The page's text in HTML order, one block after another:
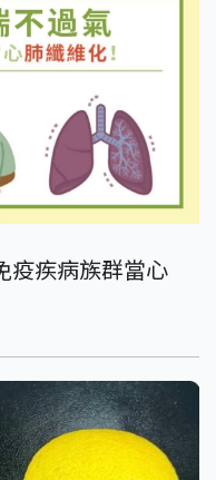
疫疾病族群當心